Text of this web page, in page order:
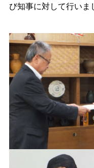
び知事に対して行いま